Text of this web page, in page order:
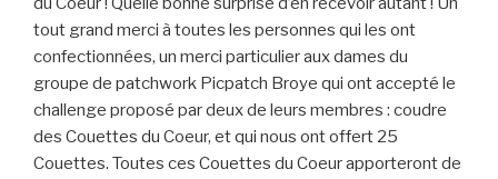
tout grand merci à toutes les personnes qui les ont
confectionnées, un merci particulier aux dames du
groupe de patchwork Picpatch Broye qui ont accepté le
challenge proposé par deux de leurs membres : coudre
des Couettes du Coeur, et qui nous ont offert 25
Couettes. Toutes ces Couettes du Coeur apporteront de